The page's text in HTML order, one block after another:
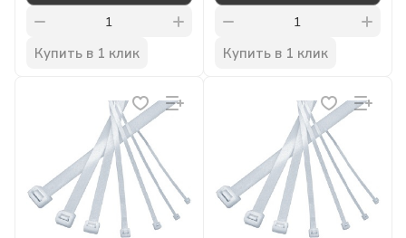
Купить в 1 клик Купить в 1 клик